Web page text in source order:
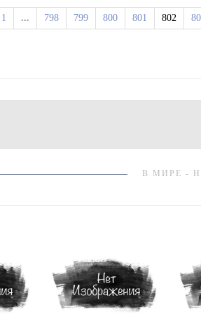
1 ... 798 799 800 801 802
В МИРЕ -